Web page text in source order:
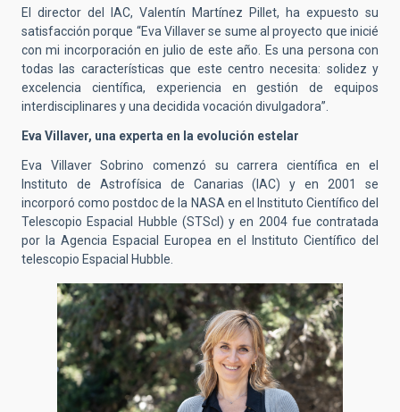
El director del IAC, Valentín Martínez Pillet, ha expuesto su
satisfacción porque “Eva Villaver se sume al proyecto que inicié
con mi incorporación en julio de este año. Es una persona con
todas las características que este centro necesita: solidez y
excelencia científica, experiencia en gestión de equipos
interdisciplinares y una decidida vocación divulgadora”.
Eva Villaver, una experta en la evolución estelar
Eva Villaver Sobrino comenzó su carrera científica en el
Instituto de Astrofísica de Canarias (IAC) y en 2001 se
incorporó como postdoc de la NASA en el Instituto Científico del
Telescopio Espacial Hubble (STScI) y en 2004 fue contratada
por la Agencia Espacial Europea en el Instituto Científico del
telescopio Espacial Hubble.